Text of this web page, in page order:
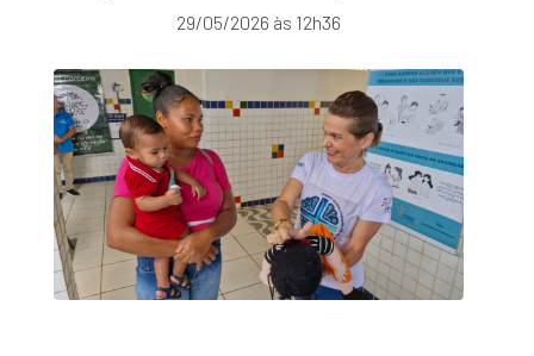
29/05/2026 às 12h36